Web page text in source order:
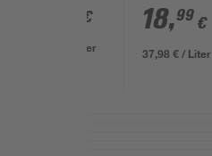
€
29,98 € / Liter
ml
18,99 €
37,98 € / Liter